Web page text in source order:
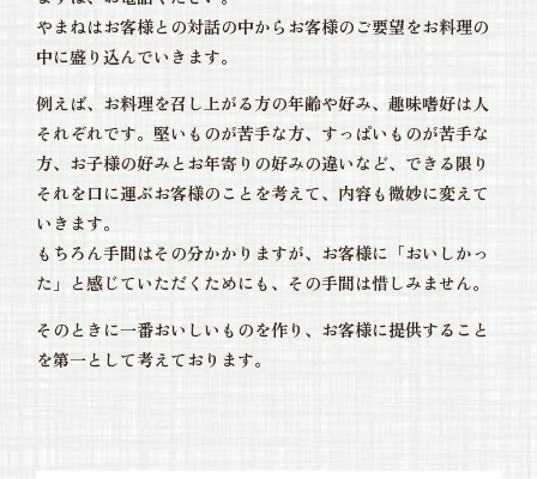
やまねはお客様との対話の中からお客様のご要望をお料理の
中に盛り込んでいきます。
例えば、お料理を召し上がる方の年齢や好み、趣味嗜好は人
それぞれです。堅いものが苦手な方、すっぱいものが苦手な
方、お子様の好みとお年寄りの好みの違いなど、できる限り
それを口に運ぶお客様のことを考えて、内容も微妙に変えて
いきます。
もちろん手間はその分かかりますが、お客様に「おいしかっ
た」と感じていただくためにも、その手間は惜しみません。
そのときに一番おいしいものを作り、お客様に提供すること
を第一として考えております。